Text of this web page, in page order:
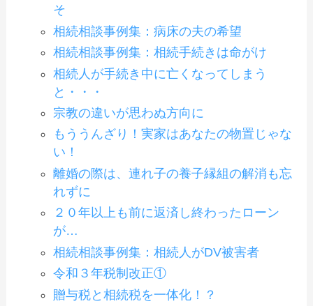
そ
相続相談事例集：病床の夫の希望
相続相談事例集：相続手続きは命がけ
相続人が手続き中に亡くなってしまう
と・・・
宗教の違いが思わぬ方向に
もううんざり！実家はあなたの物置じゃな
い！
離婚の際は、連れ子の養子縁組の解消も忘
れずに
２０年以上も前に返済し終わったローン
が…
相続相談事例集：相続人がDV被害者
令和３年税制改正①
贈与税と相続税を一体化！？